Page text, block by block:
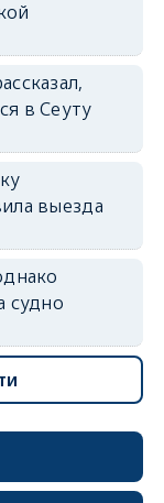
в Сеуту
выезда
судно